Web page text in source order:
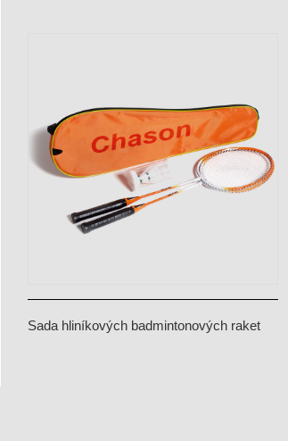
Sada hliníkových badmintonových raket